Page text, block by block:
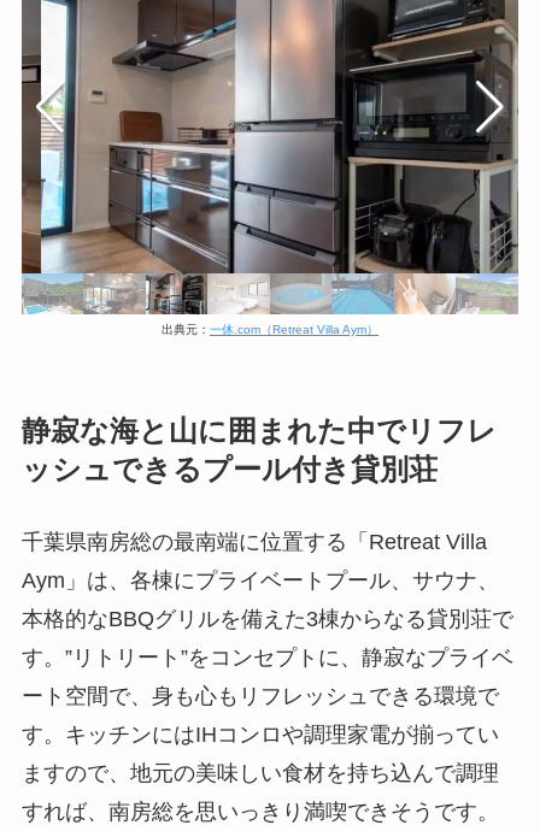
出典元： 一休.com（Retreat Villa Aym）
静寂な海と山に囲まれた中でリフレ
ッシュできるプール付き貸別荘
千葉県南房総の最南端に位置する「Retreat Villa
Aym」は、各棟にプライベートプール、サウナ、
本格的なBBQグリルを備えた3棟からなる貸別荘で
す。”リトリート”をコンセプトに、静寂なプライベ
ート空間で、身も心もリフレッシュできる環境で
す。キッチンにはIHコンロや調理家電が揃ってい
ますので、地元の美味しい食材を持ち込んで調理
すれば、南房総を思いっきり満喫できそうです。